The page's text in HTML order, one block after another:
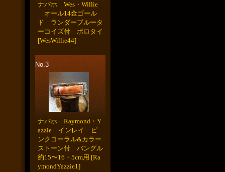
ナバホ Wes・Willie
オール14金ゴール
ド ランダーブルータ
ーコイズ付 ボロタイ
[WesWillie44]
No.3
ナバホ Raymond・Y
azzie インレイ ピ
ンクコーラル&カラー
ストーン付 バングル
約15〜16・5cm用 [Ra
ymondYazzie1]